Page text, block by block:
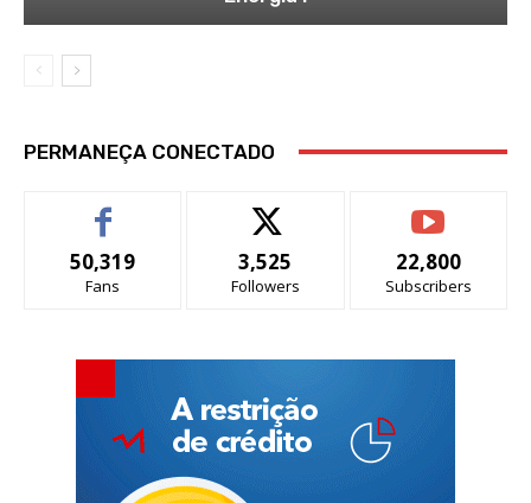
PERMANEÇA CONECTADO
50,319
Fans
3,525
Followers
22,800
Subscribers